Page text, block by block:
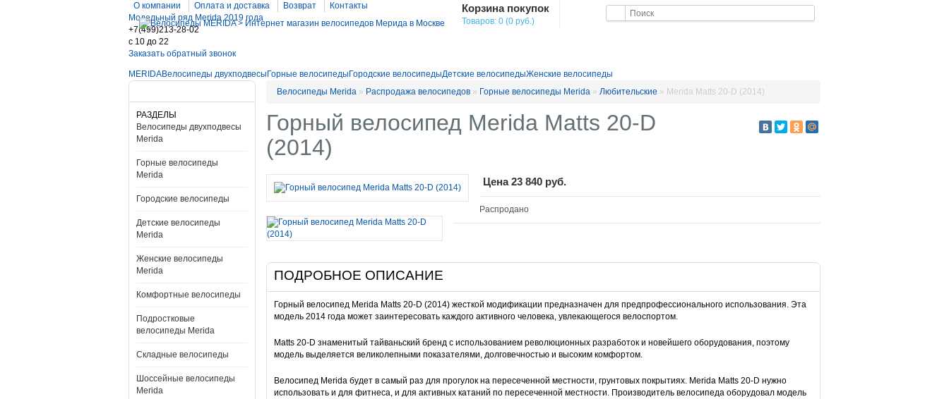
О компании Оплата и доставка Возврат
Контакты
Модельный ряд Merida 2019 года
Корзина покупок
Товаров: 0 (0 руб.)
+7(499)213-28-02
c 10 до 22
Заказать обратный звонок
MERIDAВелосипеды двухподвесы Горные велосипеды Городские велосипедыДетские велосипедыЖенские велосипеды
РАЗДЕЛЫ
Велосипеды двухподвесы
Merida
Горные велосипеды
Merida
Городские велосипеды
Детские велосипеды
Merida
Женские велосипеды
Merida
Комфортные велосипеды
Подростковые
велосипеды Merida
Складные велосипеды
Шоссейные велосипеды
Merida
Велосипеды Merida » Распродажа велосипедов » Горные велосипеды Merida » Любительские » Merida Matts 20-D (2014)
Горный велосипед Merida Matts 20-D
(2014)
Цена23 840 руб.
Распродано
ПОДРОБНОЕ ОПИСАНИЕ
Горный велосипед Merida Matts 20-D (2014) жесткой модификации предназначен для предпрофессионального использования. Эта
модель 2014 года может заинтересовать каждого активного человека, увлекающегося велоспортом.
Matts 20-D знаменитый тайваньский бренд с использованием революционных разработок и новейшего оборудования, поэтому
модель выделяется великолепными показателями, долговечностью и высоким комфортом.
Велосипед Merida будет в самый раз для прогулок на пересеченной местности, грунтовых покрытиях. Merida Matts 20-D нужно
использовать и для фитнеса, и для активных катаний по пересеченной местности. Производитель велосипеда оборудовал модель